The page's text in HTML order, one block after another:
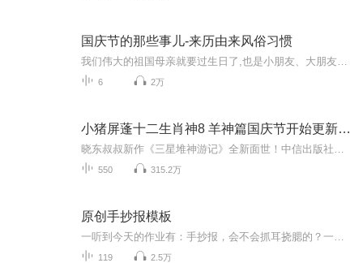
国庆节的那些事儿-来历由来风俗习惯
6 2万
小猪屏蓬十二生肖神8 羊神篇国庆节开始更新啦！
550 315.2万
原创手抄报模板
119 2.5万